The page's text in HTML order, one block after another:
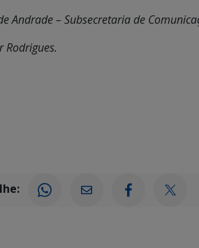
Andrade – Subsecretaria de
Rodrigues.